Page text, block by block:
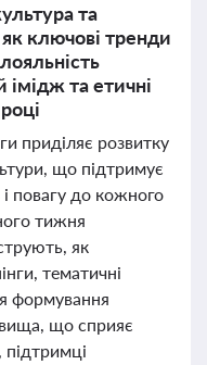
та
як ключові тренди
імідж та етичні
приділяє розвитку
що підтримує
і повагу до кожного
тижня
як
тематичні
формування
що сприяє
підтримці